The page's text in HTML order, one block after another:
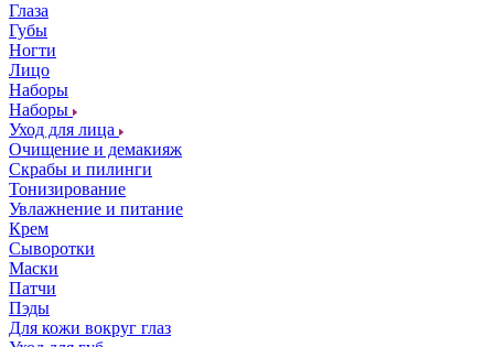
Глаза
Губы
Ногти
Лицо
Наборы
Наборы
Уход для лица
Очищение и демакияж
Скрабы и пилинги
Тонизирование
Увлажнение и питание
Крем
Сыворотки
Маски
Патчи
Пэды
Для кожи вокруг глаз